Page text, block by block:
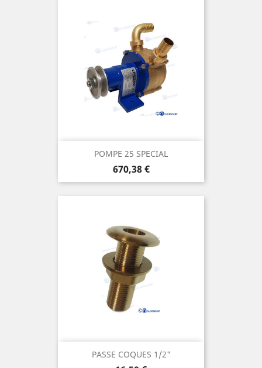
POMPE 25 SPECIAL
Prix
670,38 €
PASSE COQUES 1/2"